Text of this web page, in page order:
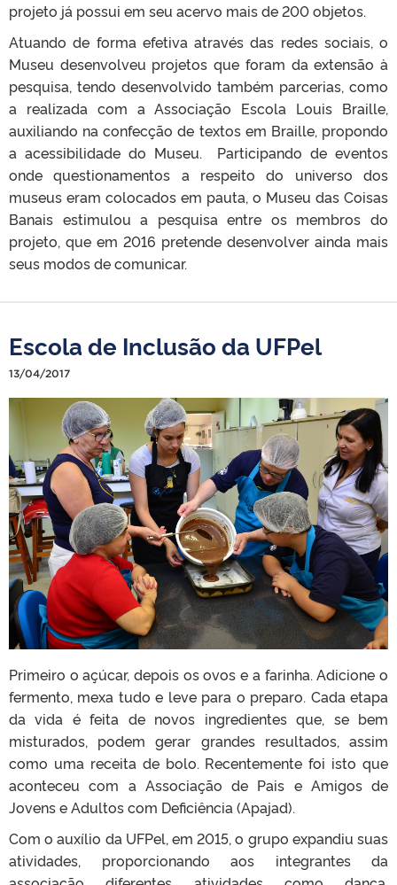
projeto já possui em seu acervo mais de 200 objetos.
Atuando de forma efetiva através das redes sociais, o
Museu desenvolveu projetos que foram da extensão à
pesquisa, tendo desenvolvido também parcerias, como
a realizada com a Associação Escola Louis Braille,
auxiliando na confecção de textos em Braille, propondo
a acessibilidade do Museu. Participando de eventos
onde questionamentos a respeito do universo dos
museus eram colocados em pauta, o Museu das Coisas
Banais estimulou a pesquisa entre os membros do
projeto, que em 2016 pretende desenvolver ainda mais
seus modos de comunicar.
Escola de Inclusão da UFPel
13/04/2017
Primeiro o açúcar, depois os ovos e a farinha. Adicione o
fermento, mexa tudo e leve para o preparo. Cada etapa
da vida é feita de novos ingredientes que, se bem
misturados, podem gerar grandes resultados, assim
como uma receita de bolo. Recentemente foi isto que
aconteceu com a Associação de Pais e Amigos de
Jovens e Adultos com Deficiência (Apajad).
Com o auxílio da UFPel, em 2015, o grupo expandiu suas
atividades, proporcionando aos integrantes da